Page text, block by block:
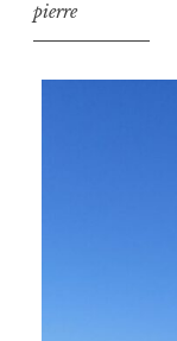
pierre